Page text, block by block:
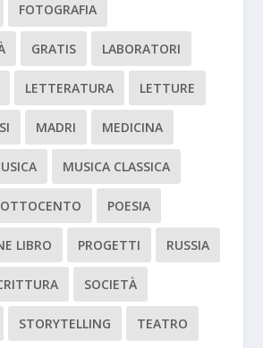
FOTOGRAFIA
GRATIS LABORATORI
LETTERATURA LETTURE
MADRI MEDICINA
MUSICA CLASSICA
OTTOCENTO POESIA
LIBRO PROGETTI RUSSIA
SOCIETÀ
STORYTELLING TEATRO